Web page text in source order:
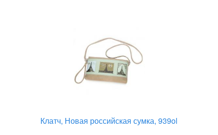
Клатч, Новая российская сумка, 939ol